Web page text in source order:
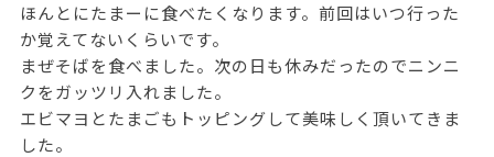
ほんとにたまーに食べたくなります。前回はいつ行った
か覚えてないくらいです。
まぜそばを食べました。次の日も休みだったのでニンニ
クをガッツリ入れました。
エビマヨとたまごもトッピングして美味しく頂いてきま
した。